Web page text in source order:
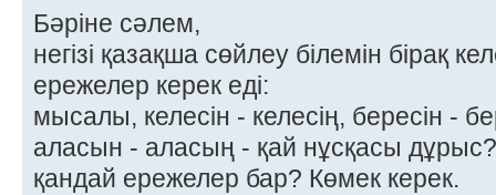
Бәріне сәлем,
негізі қазақша сөйлеу білемін бірақ
ережелер керек еді:
мысалы, келесін - келесің, бересін -
аласын - аласың - қай нұсқасы
қандай ережелер бар? Көмек керек.